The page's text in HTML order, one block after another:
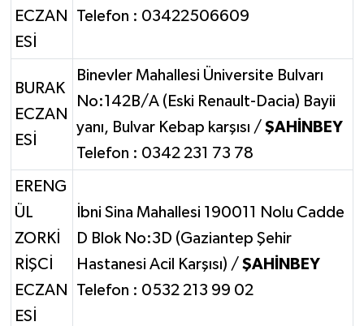
ECZAN
ESİ
Telefon : 03422506609
BURAK
ECZAN
ESİ
Binevler Mahallesi Üniversite Bulvarı
No:142B/A (Eski Renault-Dacia) Bayii
yanı, Bulvar Kebap karşısı / ŞAHİNBEY
Telefon : 0342 231 73 78
ERENG
ÜL
ZORKİ
RİŞCİ
ECZAN
ESİ
İbni Sina Mahallesi 190011 Nolu Cadde
D Blok No:3D (Gaziantep Şehir
Hastanesi Acil Karşısı) / ŞAHİNBEY
Telefon : 0532 213 99 02